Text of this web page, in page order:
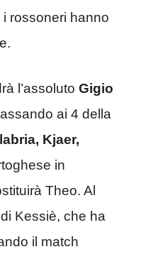
rossoneri hanno
l’assoluto Gigio
ai 4 della
Kjaer,
in
Theo. Al
Kessiè, che ha
il match